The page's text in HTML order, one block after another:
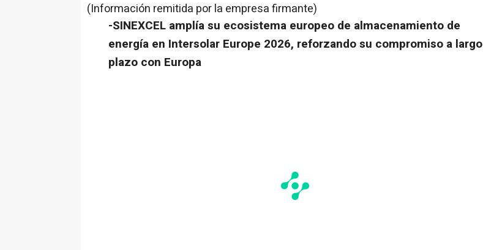
(Información remitida por la empresa firmante)
-SINEXCEL amplía su ecosistema europeo de almacenamiento de
energía en Intersolar Europe 2026, reforzando su compromiso a largo
plazo con Europa